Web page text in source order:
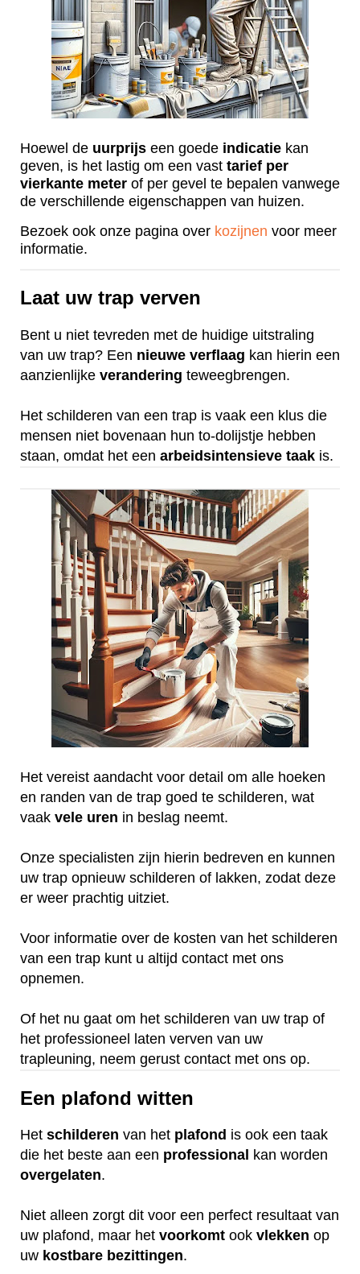
Hoewel de uurprijs een goede indicatie kan
geven, is het lastig om een vast tarief per
vierkante meter of per gevel te bepalen vanwege
de verschillende eigenschappen van huizen.
Bezoek ook onze pagina over kozijnen voor meer
informatie.
Laat uw trap verven
Bent u niet tevreden met de huidige uitstraling
van uw trap? Een nieuwe verflaag kan hierin een
aanzienlijke verandering teweegbrengen.
Het schilderen van een trap is vaak een klus die
mensen niet bovenaan hun to-dolijstje hebben
staan, omdat het een arbeidsintensieve taak is.
Het vereist aandacht voor detail om alle hoeken
en randen van de trap goed te schilderen, wat
vaak vele uren in beslag neemt.
Onze specialisten zijn hierin bedreven en kunnen
uw trap opnieuw schilderen of lakken, zodat deze
er weer prachtig uitziet.
Voor informatie over de kosten van het schilderen
van een trap kunt u altijd contact met ons
opnemen.
Of het nu gaat om het schilderen van uw trap of
het professioneel laten verven van uw
trapleuning, neem gerust contact met ons op.
Een plafond witten
Het schilderen van het plafond is ook een taak
die het beste aan een professional kan worden
overgelaten.
Niet alleen zorgt dit voor een perfect resultaat van
uw plafond, maar het voorkomt ook vlekken op
uw kostbare bezittingen.